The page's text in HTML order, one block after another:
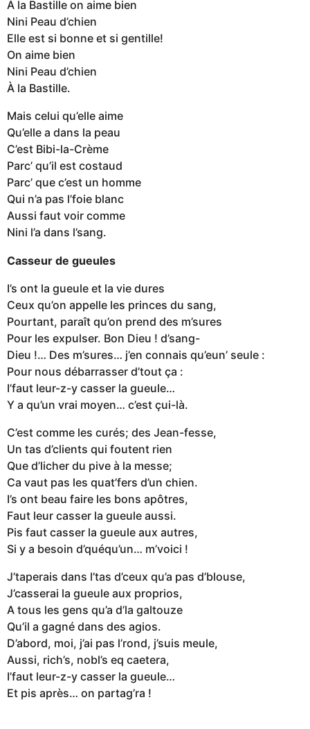
À la Bastille on aime bien
Nini Peau d’chien
Elle est si bonne et si gentille!
On aime bien
Nini Peau d’chien
À la Bastille.
Mais celui qu’elle aime
Qu’elle a dans la peau
C’est Bibi-la-Crème
Parc’ qu’il est costaud
Parc’ que c’est un homme
Qui n’a pas l’foie blanc
Aussi faut voir comme
Nini l’a dans l’sang.
Casseur de gueules
I’s ont la gueule et la vie dures
Ceux qu’on appelle les princes du sang,
Pourtant, paraît qu’on prend des m’sures
Pour les expulser. Bon Dieu ! d’sang-
Dieu !… Des m’sures… j’en connais qu’eun’ seule :
Pour nous débarrasser d’tout ça :
I’faut leur-z-y casser la gueule…
Y a qu’un vrai moyen… c’est çui-là.
C’est comme les curés; des Jean-fesse,
Un tas d’clients qui foutent rien
Que d’licher du pive à la messe;
Ca vaut pas les quat’fers d’un chien.
I’s ont beau faire les bons apôtres,
Faut leur casser la gueule aussi.
Pis faut casser la gueule aux autres,
Si y a besoin d’quéqu’un… m’voici !
J’taperais dans l’tas d’ceux qu’a pas d’blouse,
J’casserai la gueule aux proprios,
A tous les gens qu’a d’la galtouze
Qu’il a gagné dans des agios.
D’abord, moi, j’ai pas l’rond, j’suis meule,
Aussi, rich’s, nobl’s eq caetera,
I’faut leur-z-y casser la gueule…
Et pis après… on partag’ra !